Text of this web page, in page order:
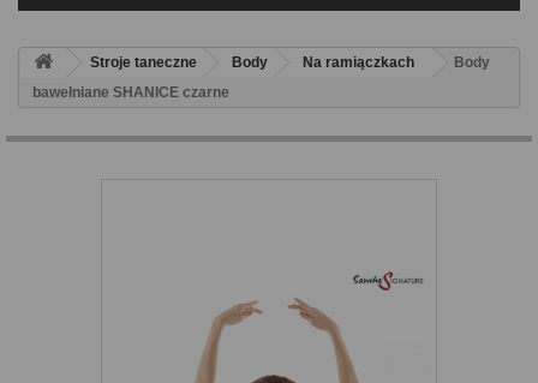
Stroje taneczne Body Na ramiączkach
Body
bawełniane SHANICE czarne